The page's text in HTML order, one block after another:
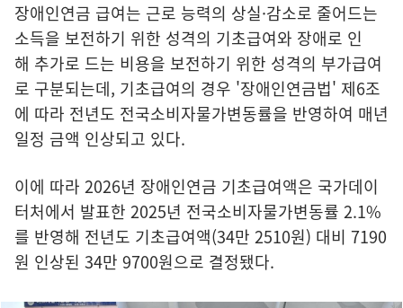
장애인연금 급여는 근로 능력의 상실·감소로 줄어드는
소득을 보전하기 위한 성격의 기초급여와 장애로 인
해 추가로 드는 비용을 보전하기 위한 성격의 부가급여
로 구분되는데, 기초급여의 경우 '장애인연금법' 제6조
에 따라 전년도 전국소비자물가변동률을 반영하여 매년
일정 금액 인상되고 있다.
이에 따라 2026년 장애인연금 기초급여액은 국가데이
터처에서 발표한 2025년 전국소비자물가변동률 2.1%
를 반영해 전년도 기초급여액(34만 2510원) 대비 7190
원 인상된 34만 9700원으로 결정됐다.